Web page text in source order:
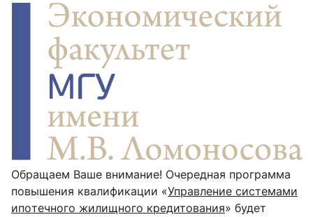
Обращаем Ваше внимание! Очередная программа
повышения квалификации «Управ­ле­ние сис­те­мами
ипо­теч­но­го жи­лищ­но­го кре­дито­вания» будет